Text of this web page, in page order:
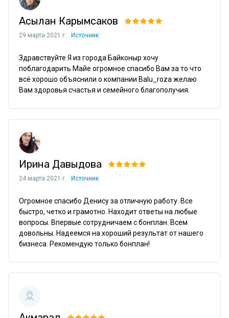
Асылан Карымсаков
29 марта 2021 г. Источник
Здравствуйте Я из города Байконыр хочу
поблагодарить Майе огромное спасибо Вам за то что
всё хорошо объяснили о компании Balu_roza желаю
Вам здоровья счастья и семейного благополучия.
Ирина Давыдова
24 марта 2021 г. Источник
Огромное спасибо Денису за отличную работу. Все
быстро, четко и грамотно. Находит ответы на любые
вопросы. Впервые сотрудничаем с бонплан. Всем
довольны. Надеемся на хороший результат от нашего
бизнеса. Рекомендую только бонплан!